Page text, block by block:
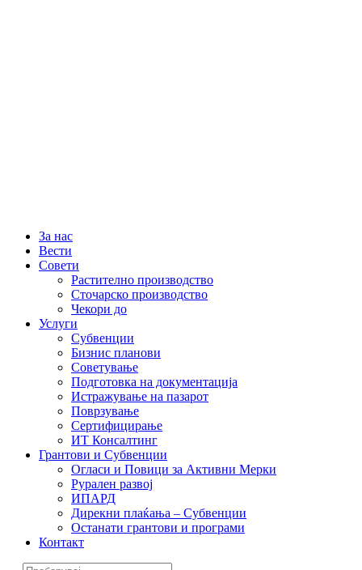
За нас
Вести
Совети
Растително производство
Сточарско производство
Чекори до
Услуги
Субвенции
Бизнис планови
Советување
Подготовка на документација
Истражување на пазарот
Поврзување
Сертифицирање
ИТ Консалтинг
Грантови и Субвенции
Огласи и Повици за Активни Мерки
Рурален развој
ИПАРД
Дирекни плаќања – Субвенции
Останати грантови и програми
Контакт